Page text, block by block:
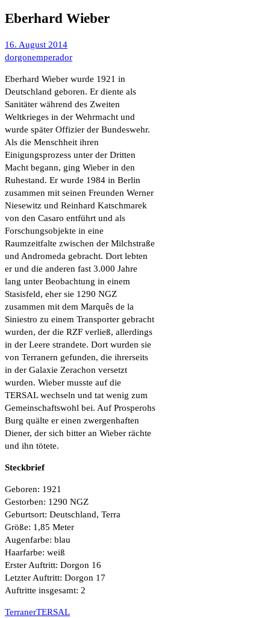
Eberhard Wieber
16. August 2014
dorgonemperador
Eberhard Wieber wurde 1921 in
Deutschland geboren. Er diente als
Sanitäter während des Zweiten
Weltkrieges in der Wehrmacht und
wurde später Offizier der Bundeswehr.
Als die Menschheit ihren
Einigungsprozess unter der Dritten
Macht begann, ging Wieber in den
Ruhestand. Er wurde 1984 in Berlin
zusammen mit seinen Freunden Werner
Niesewitz und Reinhard Katschmarek
von den Casaro entführt und als
Forschungsobjekte in eine
Raumzeitfalte zwischen der Milchstraße
und Andromeda gebracht. Dort lebten
er und die anderen fast 3.000 Jahre
lang unter Beobachtung in einem
Stasisfeld, eher sie 1290 NGZ
zusammen mit dem Marquês de la
Siniestro zu einem Transporter gebracht
wurden, der die RZF verließ, allerdings
in der Leere strandete. Dort wurden sie
von Terranern gefunden, die ihrerseits
in der Galaxie Zerachon versetzt
wurden. Wieber musste auf die
TERSAL wechseln und tat wenig zum
Gemeinschaftswohl bei. Auf Prosperohs
Burg quälte er einen zwergenhaften
Diener, der sich bitter an Wieber rächte
und ihn tötete.
Steckbrief
Geboren: 1921
Gestorben: 1290 NGZ
Geburtsort: Deutschland, Terra
Größe: 1,85 Meter
Augenfarbe: blau
Haarfarbe: weiß
Erster Auftritt: Dorgon 16
Letzter Auftritt: Dorgon 17
Auftritte insgesamt: 2
TerranerTERSAL